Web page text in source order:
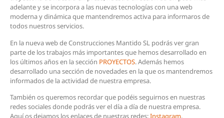
adelante y se incorpora a las nuevas tecnologías con una web
moderna y dinámica que mantendremos activa para informaros de
todos nuestros servicios.
En la nueva web de Construcciones Mantido SL podrás ver gran
parte de los trabajos más importantes que hemos desarrollado en
los últimos años en la sección PROYECTOS. Además hemos
desarrollado una sección de novedades en la que os mantendremos
informados de la actividad de nuestra empresa.
También os queremos recordar que podéis seguirnos en nuestras
redes sociales donde podrás ver el día a día de nuestra empresa.
Aquí os dejamos los enlaces de nuestras redes:Instagram,